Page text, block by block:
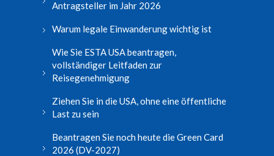
Antragsteller im Jahr 2026
Warum legale Einwanderung wichtig ist
Wie Sie ESTA USA beantragen,
vollständiger Leitfaden zur
Reisegenehmigung
Ziehen Sie in die USA, ohne eine öffentliche
Last zu sein
Beantragen Sie noch heute die Green Card
2026 (DV-2027)